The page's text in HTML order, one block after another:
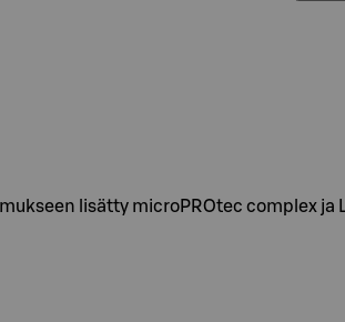
lisätty microPROtec complex